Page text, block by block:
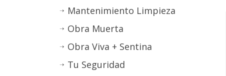
Mantenimiento Limpieza
Obra Muerta
Obra Viva + Sentina
Tu Seguridad